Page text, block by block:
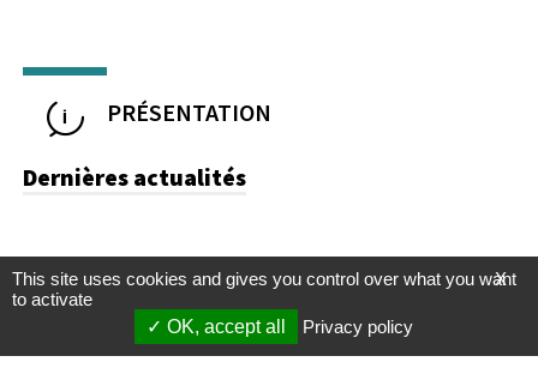
PRÉSENTATION
Dernières actualités
X
This site uses cookies and gives you control over what you want
to activate
OK, accept all
Privacy policy